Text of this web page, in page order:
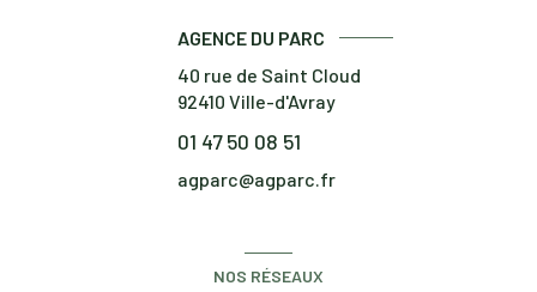
AGENCE DU PARC
40 rue de Saint Cloud
92410 Ville-d'Avray
01 47 50 08 51
agparc@agparc.fr
NOS RÉSEAUX